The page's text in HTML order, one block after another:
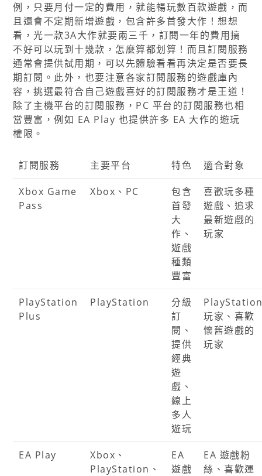
例，只要月付一定的費用，就能暢玩數百款遊戲，而
且還會不定期新增遊戲，包含許多首發大作！想想
看，光一款3A大作就要兩三千，訂閱一年的費用搞
不好可以玩到十幾款，怎麼算都划算！而且訂閱服務
通常會提供試用期，可以先體驗看看再決定是否要長
期訂閱。此外，也要注意各家訂閱服務的遊戲庫內
容，挑選最符合自己遊戲喜好的訂閱服務才是王道！
除了主機平台的訂閱服務，PC 平台的訂閱服務也相
當豐富，例如 EA Play 也提供許多 EA 大作的遊玩
權限。
訂閱服務 主要平台 特色 適合對象
Xbox Game
Pass
Xbox、PC
包含
首發
大
作、
遊戲
種類
豐富
喜歡玩多種
遊戲、追求
最新遊戲的
玩家
PlayStation
Plus
PlayStation
分級
訂
閱、
提供
經典
遊
戲、
線上
多人
遊玩
玩家、喜歡
懷舊遊戲的
玩家
EA Play
Xbox、
PlayStation、
EA
遊戲
EA 遊戲粉
絲、喜歡運